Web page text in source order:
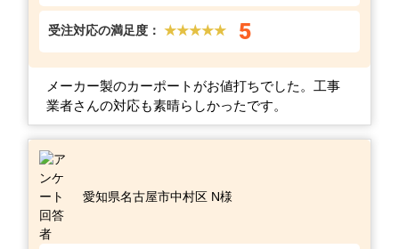
受注対応の満足度： ★★★★★ 5
メーカー製のカーポートがお値打ちでした。工事
業者さんの対応も素晴らしかったです。
愛知県名古屋市中村区 N様